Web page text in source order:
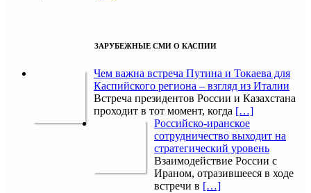
ЗАРУБЕЖНЫЕ СМИ О КАСПИИ
Чем важна встреча Путина и Токаева для
Каспийского региона – взгляд из Италии
Встреча президентов России и Казахстана
проходит в тот момент, когда […]
Российско-иранское
сотрудничество выходит на
стратегический уровень
Взаимодействие России с
Ираном, отразившееся в ходе
встречи в […]